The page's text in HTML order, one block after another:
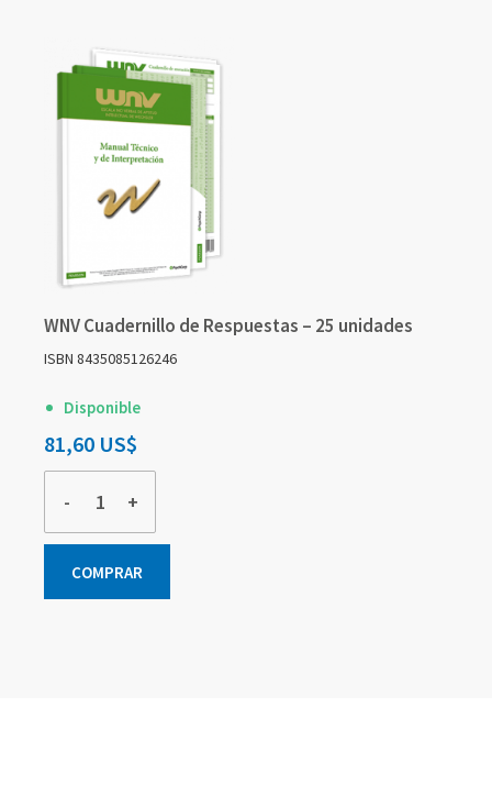
WNV Cuadernillo de Respuestas – 25 unidades
ISBN 8435085126246
Disponible
81,60 US$
- +
COMPRAR